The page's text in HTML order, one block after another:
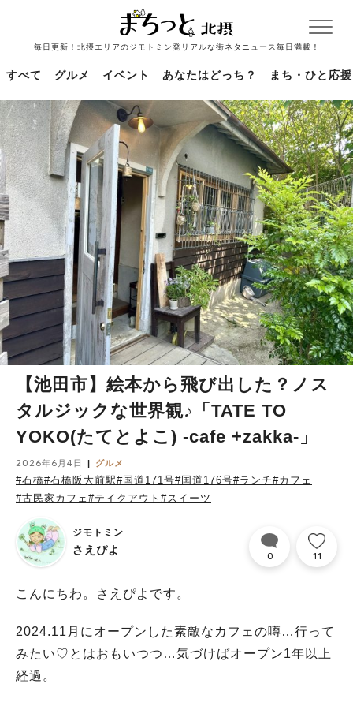
毎日更新！北摂エリアのジモトミン発リアルな街ネタニュース毎日満載！
すべて グルメ イベント あなたはどっち？ まち・ひと応援
【池田市】絵本から飛び出した？ノス
タルジックな世界観♪「TATE TO
YOKO(たてとよこ) -cafe +zakka-」
2026年6月4日 グルメ
#石橋#石橋阪大前駅#国道171号#国道176号#ランチ#カフェ
#古民家カフェ #テイクアウト #スイーツ
ジモトミン
さえぴよ 0 11
こんにちわ。さえぴよです。
2024.11月にオープンした素敵なカフェの噂…行って
みたい♡とはおもいつつ…気づけばオープン1年以上
経過。